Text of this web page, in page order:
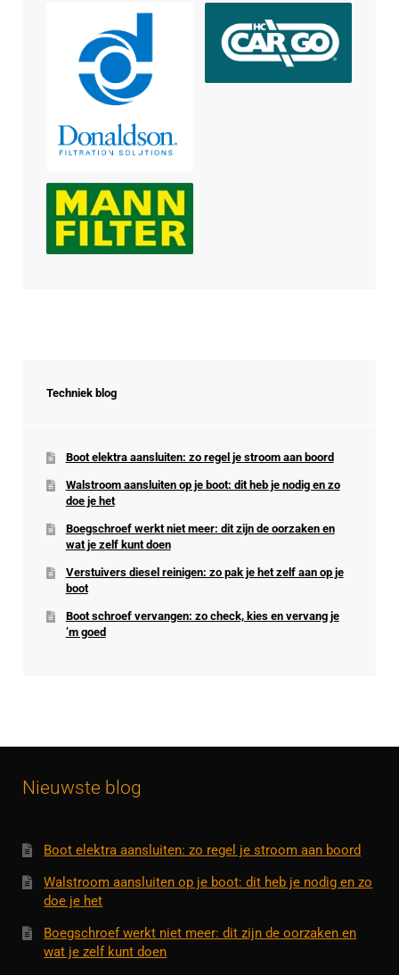
Techniek blog
Boot elektra aansluiten: zo regel je stroom aan boord
Walstroom aansluiten op je boot: dit heb je nodig en zo
doe je het
Boegschroef werkt niet meer: dit zijn de oorzaken en
wat je zelf kunt doen
Verstuivers diesel reinigen: zo pak je het zelf aan op je
boot
Boot schroef vervangen: zo check, kies en vervang je
’m goed
Nieuwste blog
Boot elektra aansluiten: zo regel je stroom aan boord
Walstroom aansluiten op je boot: dit heb je nodig en zo
doe je het
Boegschroef werkt niet meer: dit zijn de oorzaken en
wat je zelf kunt doen